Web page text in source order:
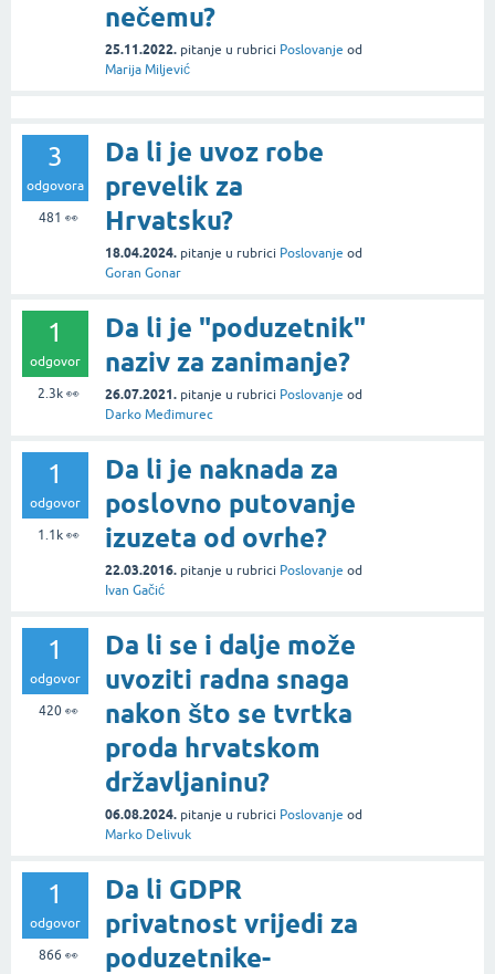
nečemu?
25.11.2022. pitanje u rubrici Poslovanje od
Marija Miljević
3
odgovora
481 👀
Da li je uvoz robe
prevelik za
Hrvatsku?
18.04.2024. pitanje u rubrici Poslovanje od
Goran Gonar
1
odgovor
2.3k👀
Da li je "poduzetnik"
naziv za zanimanje?
26.07.2021. pitanje u rubrici Poslovanje od
Darko Međimurec
1
odgovor
1.1k👀
Da li je naknada za
poslovno putovanje
izuzeta od ovrhe?
22.03.2016. pitanje u rubrici Poslovanje od
Ivan Gačić
1
odgovor
420👀
Da li se i dalje može
uvoziti radna snaga
nakon što se tvrtka
proda hrvatskom
državljaninu?
06.08.2024. pitanje u rubrici Poslovanje od
Marko Delivuk
1
odgovor
866 👀
Da li GDPR
privatnost vrijedi za
poduzetnike-